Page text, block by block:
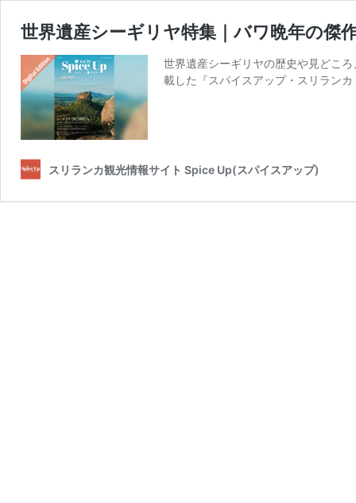
世界遺産シーギリヤ特集｜バワ晩年の
世界遺産シーギリヤの歴史や見どこ
載した『スパイスアップ・スリラン
スリランカ観光情報サイト Spice Up(スパイスアップ)